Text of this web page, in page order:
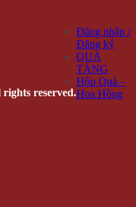
reserved.
Đăng nhập /
Đăng ký
QUÀ
TẶNG
Hộp Quà –
Hoa Hồng